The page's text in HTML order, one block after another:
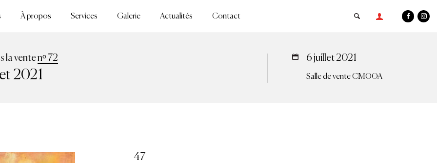
À propos Services Galerie Actualités Contact
la ventenᵒ 72
2021
6 juillet 2021
Salle de vente CMOOA
47